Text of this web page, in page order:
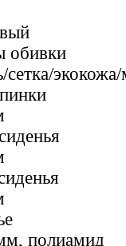
обивки
сетка/
полиамид